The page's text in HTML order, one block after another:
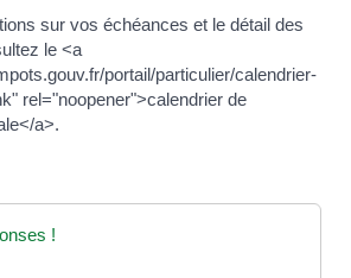
sur vos échéances et le détail des
le <a
portail/particulier/calendrier-
rel="noopener">calendrier de
a>.
!